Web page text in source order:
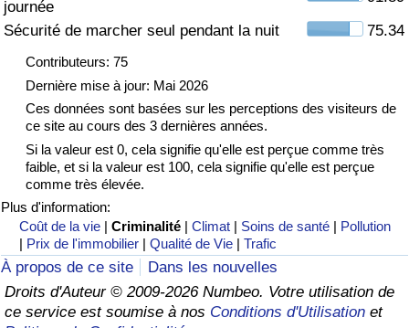
journée
Sécurité de marcher seul pendant la nuit
75.34
Contributeurs: 75
Dernière mise à jour: Mai 2026
Ces données sont basées sur les perceptions des visiteurs de
ce site au cours des 3 dernières années.
Si la valeur est 0, cela signifie qu'elle est perçue comme très
faible, et si la valeur est 100, cela signifie qu'elle est perçue
comme très élevée.
Plus d'information:
Coût de la vie |Criminalité |Climat | Soins de santé | Pollution
| Prix de l'immobilier |Qualité de Vie |Trafic
À propos de ce site
Dans les nouvelles
Droits d'Auteur © 2009-2026 Numbeo. Votre utilisation de
ce service est soumise à nos Conditions d'Utilisation et
Indice de Trafic (Actuel)
Indice de Trafic par Pays